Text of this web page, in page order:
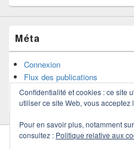
Méta
Connexion
Flux des publications
Flux des commentaires
Site de WordPress-FR
Confidentialité et cookies : ce site
utiliser ce site Web, vous acceptez
Pour en savoir plus, notamment
consultez : Politique relative aux